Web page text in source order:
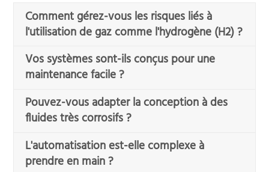
Comment gérez-vous les risques liés à
l'utilisation de gaz comme l'hydrogène (H2) ?
Vos systèmes sont-ils conçus pour une
maintenance facile ?
Pouvez-vous adapter la conception à des
fluides très corrosifs ?
L'automatisation est-elle complexe à
prendre en main ?